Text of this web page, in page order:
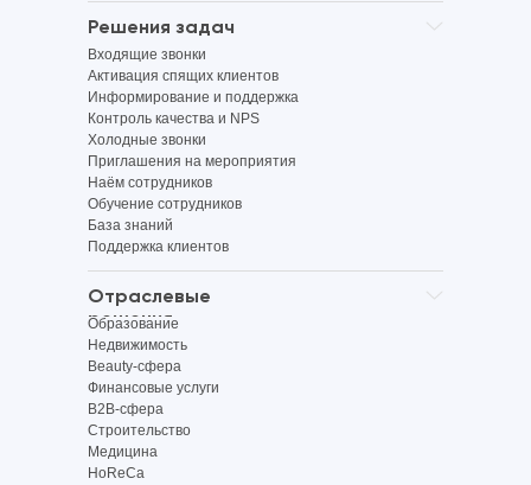
Решения задач
Входящие звонки
Активация спящих клиентов
Информирование и поддержка
Контроль качества и NPS
Холодные звонки
Приглашения на мероприятия
Наём сотрудников
Обучение сотрудников
База знаний
Поддержка клиентов
Отраслевые
решения
Образование
Недвижимость
Beauty-сфера
Финансовые услуги
B2B-сфера
Строительство
Медицина
HoReCa